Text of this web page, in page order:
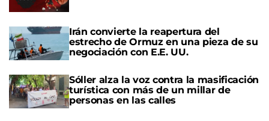
Irán convierte la reapertura del
estrecho de Ormuz en una pieza de su
negociación con E.E. UU.
Sóller alza la voz contra la masificación
turística con más de un millar de
personas en las calles